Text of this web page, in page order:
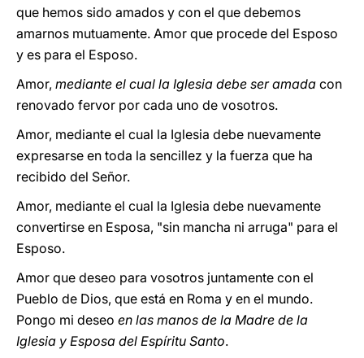
que hemos sido amados y con el que debemos
amarnos mutuamente. Amor que procede del Esposo
y es para el Esposo.
Amor, mediante el cual la Iglesia debe ser amada con
renovado fervor por cada uno de vosotros.
Amor, mediante el cual la Iglesia debe nuevamente
expresarse en toda la sencillez y la fuerza que ha
recibido del Señor.
Amor, mediante el cual la Iglesia debe nuevamente
convertirse en Esposa, "sin mancha ni arruga" para el
Esposo.
Amor que deseo para vosotros juntamente con el
Pueblo de Dios, que está en Roma y en el mundo.
Pongo mi deseo en las manos de la Madre de la
Iglesia y Esposa del Espíritu Santo.